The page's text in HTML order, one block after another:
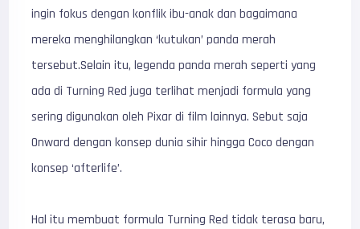
ingin fokus dengan konflik ibu-anak dan bagaimana
mereka menghilangkan ‘kutukan’ panda merah
tersebut.Selain itu, legenda panda merah seperti yang
ada di Turning Red juga terlihat menjadi formula yang
sering digunakan oleh Pixar di film lainnya. Sebut saja
Onward dengan konsep dunia sihir hingga Coco dengan
konsep ‘afterlife’.
Hal itu membuat formula Turning Red tidak terasa baru,